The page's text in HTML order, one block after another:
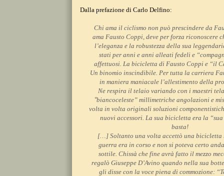
Dalla prefazione di Carlo Delfino:
Chi ama il ciclismo non può prescindere da
ama Fausto Coppi, deve per forza riconoscere
l’eleganza e la robustezza della sua
stati per anni e anni alleati fedeli e
affettuosi. La bicicletta di Fausto Coppi e “il
Un binomio inscindibile. Per tutta la carriera
in maniera maniacale l’allestimento della
Ne respira il telaio variando con i maestri
“biancoceleste” millimetriche angolazioni e
volta in volta originali soluzioni
nuovi accessori. La sua bicicletta era la
basta!
[…] Soltanto una volta accettò una bicicletta
guerra era in corso e non si poteva certo
sottile. Chissà che fine avrà fatto il mezzo
regalò Giuseppe D’Avino quando nella sua
gli disse con la voce piena di commozione: